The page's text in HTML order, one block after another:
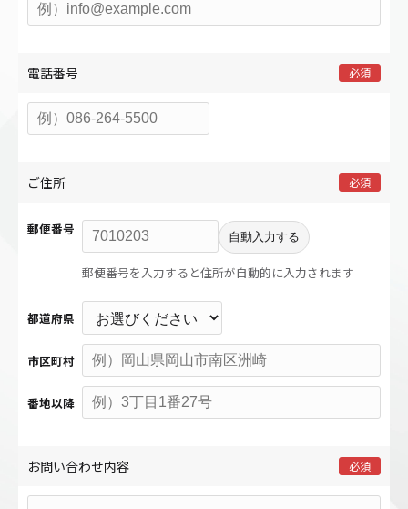
電話番号 必須
ご住所 必須
郵便番号 自動入力する
郵便番号を入力すると住所が自動的に入力されます
都道府県
市区町村
番地以降
お問い合わせ内容 必須